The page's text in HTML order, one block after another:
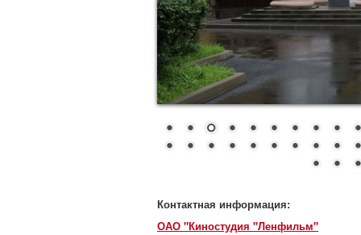
Контактная информация:
ОАО "Киностудия "Ленфильм"